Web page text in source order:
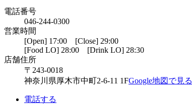
電話番号
046-244-0300
営業時間
[Open] 17:00 [Close] 29:00
[Food LO] 28:00 [Drink LO] 28:30
店舗住所
〒243-0018
神奈川県厚木市中町2-6-11 1FGoogle地図で見る
電話する